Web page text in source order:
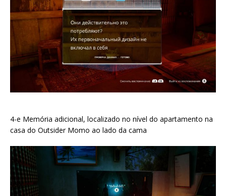
4-e Memória adicional, localizado no nível do apartamento na
casa do Outsider Momo ao lado da cama